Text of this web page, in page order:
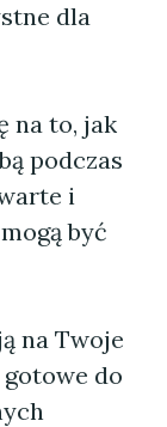
dla
na to, jak
podczas
i
być
na Twoje
do